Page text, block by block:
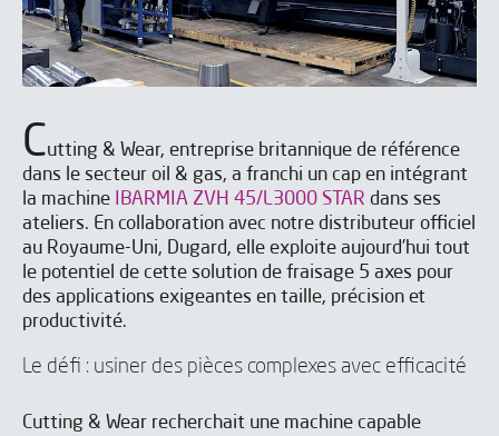
Cutting & Wear, entreprise britannique de référence
dans le secteur oil & gas, a franchi un cap en intégrant
la machine IBARMIA ZVH 45/L3000 STAR dans ses
ateliers. En collaboration avec notre distributeur officiel
au Royaume-Uni, Dugard, elle exploite aujourd’hui tout
le potentiel de cette solution de fraisage 5 axes pour
des applications exigeantes en taille, précision et
productivité.
Le défi : usiner des pièces complexes avec efficacité
Cutting & Wear recherchait une machine capable